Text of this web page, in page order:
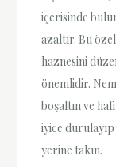
içerisinde
azaltır. Bu
haznesini
önemlidir.
boşaltın ve
iyice
yerine takın.